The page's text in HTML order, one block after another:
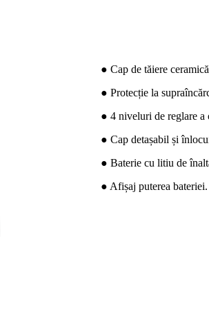
● Cap de tăiere
● Protecție la
● 4 niveluri de reglare a
● Cap detașabil și
● Baterie cu litiu de
● Afișaj puterea bateriei.